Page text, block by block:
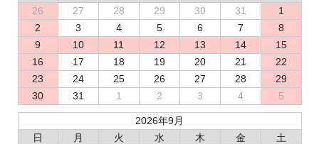
26
27 28 29 30 31
1
2
3 4 5 6 7
8
9
10 11 12 13 14
15
16
17 18 19 20 21
22
23
24 25 26 27 28
29
30
31 1 2 3 4 5
2026年9月
日
月 火 水 木 金
土